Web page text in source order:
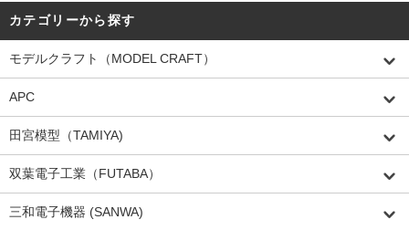
カテゴリーから探す
モデルクラフト（MODEL CRAFT）
APC
田宮模型（TAMIYA)
双葉電子工業（FUTABA）
三和電子機器 (SANWA)